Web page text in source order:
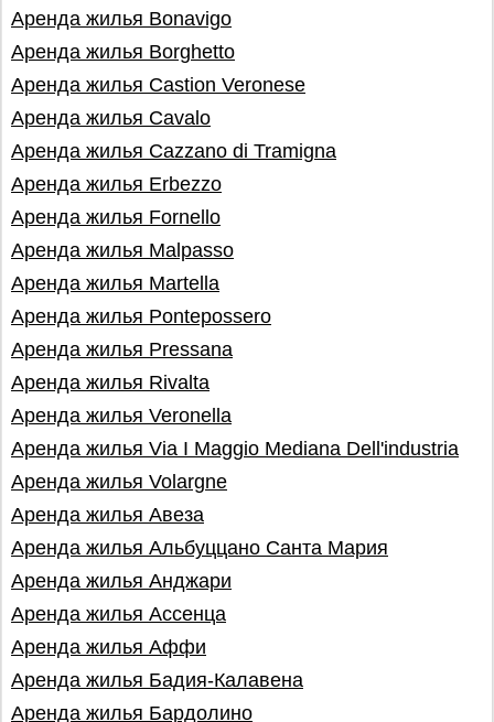
Аренда жилья Bonavigo
Аренда жилья Borghetto
Аренда жилья Castion Veronese
Аренда жилья Cavalo
Аренда жилья Cazzano di Tramigna
Аренда жилья Erbezzo
Аренда жилья Fornello
Аренда жилья Malpasso
Аренда жилья Martella
Аренда жилья Pontepossero
Аренда жилья Pressana
Аренда жилья Rivalta
Аренда жилья Veronella
Аренда жилья Via I Maggio Mediana Dell'industria
Аренда жилья Volargne
Аренда жилья Авеза
Аренда жилья Альбуццано Санта Мария
Аренда жилья Анджари
Аренда жилья Ассенца
Аренда жилья Аффи
Аренда жилья Бадия-Калавена
Аренда жилья Бардолино